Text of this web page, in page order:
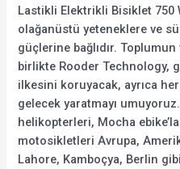
Lastikli Elektrikli Bisiklet
olağanüstü yeteneklere ve
güçlerine bağlıdır.
birlikte Rooder Technology,
ilkesini koruyacak, ayrıca
gelecek yaratmayı
helikopterleri, Mocha
motosikletleri Avrupa,
Lahore, Kamboçya, Berlin